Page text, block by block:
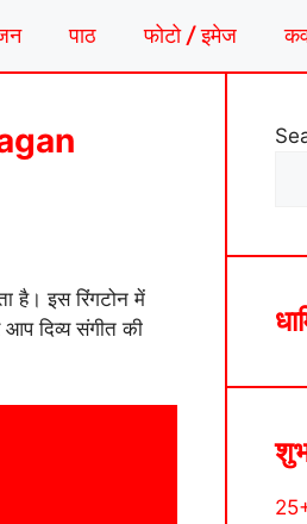
पाठ फोटो / इमेज
है। इस रिंगटोन में
दिव्य संगीत की